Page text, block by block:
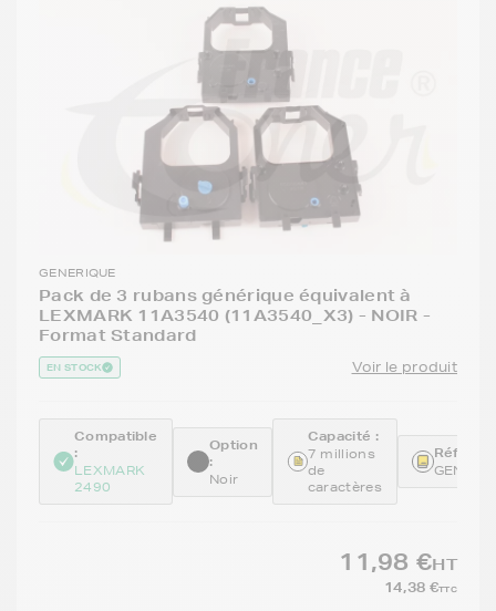
GENERIQUE
Pack de 3 rubans générique équivalent à
LEXMARK 11A3540 (11A3540_X3) - NOIR -
Format Standard
EN STOCK Voir le produit
Compatible
:
LEXMARK
2490
Option
:
Noir
Capacité :
7 millions
de
caractères
11,98 €HT
14,38 €TTC